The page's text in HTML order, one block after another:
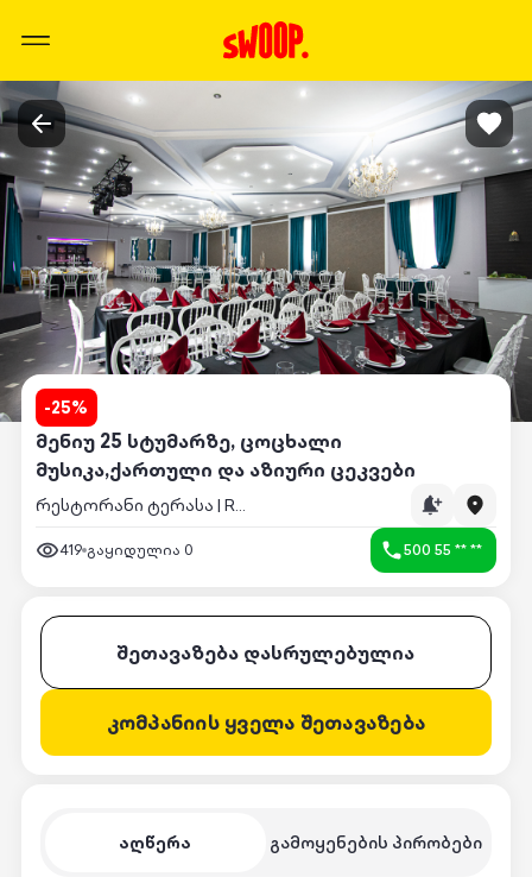
-25%
მენიუ 25 სტუმარზე, ცოცხალი
მუსიკა,ქართული და აზიური ცეკვები
რესტორანი ტერასა | Restaurant Terasa
419 გაყიდულია 0 500 55 ** **
აღწერა გამოყენების პირობები
შეთავაზება დასრულებულია
კომპანიის ყველა შეთავაზება